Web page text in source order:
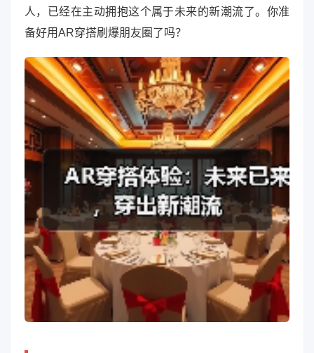
人，已经在主动拥抱这个属于未来的新潮流了。你准
备好用AR穿搭刷爆朋友圈了吗？